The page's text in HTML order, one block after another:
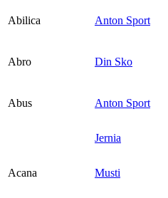
Abilica Anton Sport
Abro Din Sko
Abus Anton Sport
Jernia
Acana Musti